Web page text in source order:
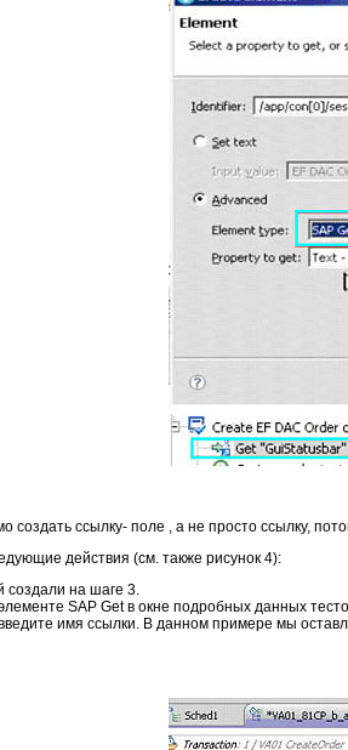
ссылку- поле , а не просто ссылку,
действия (см. также рисунок 4):
создали на шаге 3.
SAP Get в окне подробных данных
имя ссылки. В данном примере мы